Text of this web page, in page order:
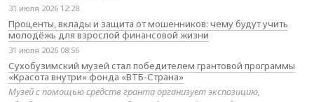
31 июля 2026 12:28
Проценты, вклады и защита от мошенников: чему будут учить
молодёжь для взрослой финансовой жизни
31 июля 2026 08:56
Сухобузимский музей стал победителем грантовой программы
«Красота внутри» фонда «ВТБ-Страна»
Музей с помощью средств гранта организует экспозицию,